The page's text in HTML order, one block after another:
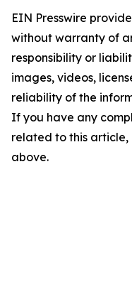
EIN Presswire
without warranty of
responsibility or
images, videos,
reliability of the
If you have any
related to this
above.